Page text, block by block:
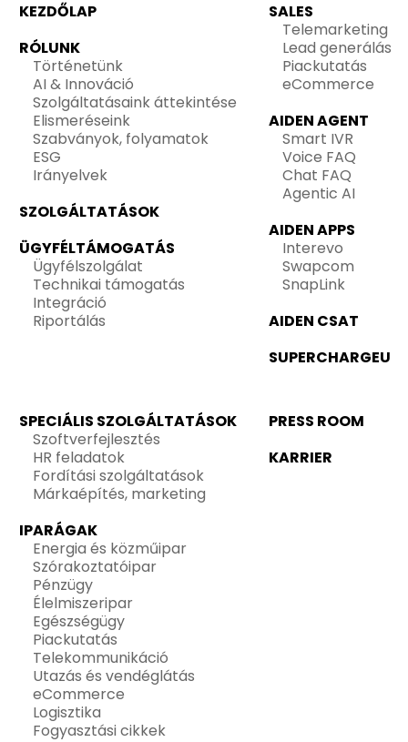
KEZDŐLAP
RÓLUNK
Történetünk
AI & Innováció
Szolgáltatásaink áttekintése
Elismeréseink
Szabványok, folyamatok
ESG
Irányelvek
SZOLGÁLTATÁSOK
ÜGYFÉLTÁMOGATÁS
Ügyfélszolgálat
Technikai támogatás
Integráció
Riportálás
SALES
Telemarketing
Lead generálás
Piackutatás
eCommerce
AIDEN AGENT
Smart IVR
Voice FAQ
Chat FAQ
Agentic AI
AIDEN APPS
Interevo
Swapcom
SnapLink
AIDEN CSAT
SUPERCHARGEU
SPECIÁLIS SZOLGÁLTATÁSOK
Szoftverfejlesztés
HR feladatok
Fordítási szolgáltatások
Márkaépítés, marketing
IPARÁGAK
Energia és közműipar
Szórakoztatóipar
Pénzügy
Élelmiszeripar
Egészségügy
Piackutatás
Telekommunikáció
Utazás és vendéglátás
eCommerce
Logisztika
Fogyasztási cikkek
PRESS ROOM
KARRIER